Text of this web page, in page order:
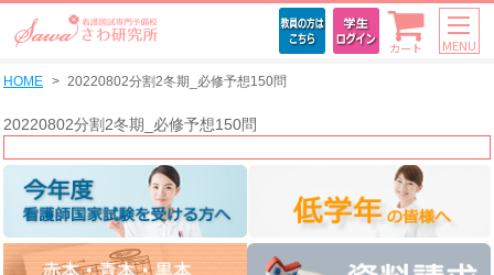
カート MENU
HOME 20220802分割2冬期_必修予想150問
20220802分割2冬期_必修予想150問